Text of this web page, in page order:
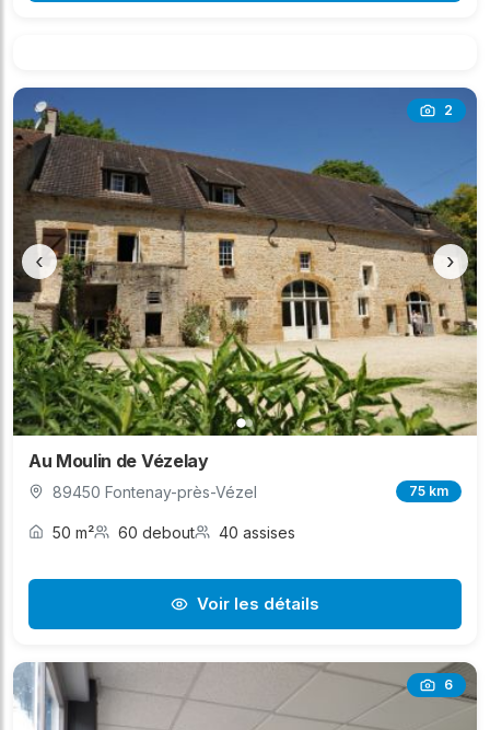
2
‹ ›
Au Moulin de Vézelay
89450 Fontenay-près-Vézel 75 km
50 m² 60 debout 40 assises
Voir les détails
6